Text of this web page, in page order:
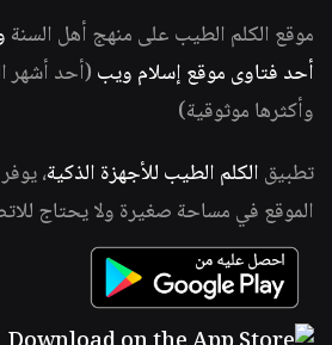
موقع الكلم الطيب على منهج أهل السنة
أحد فتاوى موقع إسلام ويب (أحد أشهر
وأكثرها موثوقية)
تطبيق الكلم الطيب للأجهزة الذكية،
الموقع في مساحة صغيرة ولا يحتاج